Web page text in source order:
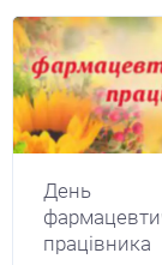
День
працівника